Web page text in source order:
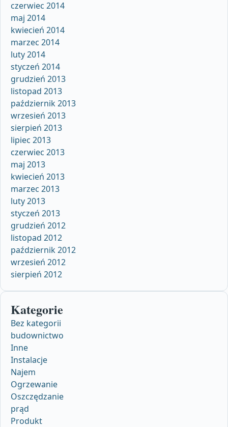
czerwiec 2014
maj 2014
kwiecień 2014
marzec 2014
luty 2014
styczeń 2014
grudzień 2013
listopad 2013
październik 2013
wrzesień 2013
sierpień 2013
lipiec 2013
czerwiec 2013
maj 2013
kwiecień 2013
marzec 2013
luty 2013
styczeń 2013
grudzień 2012
listopad 2012
październik 2012
wrzesień 2012
sierpień 2012
Kategorie
Bez kategorii
budownictwo
Inne
Instalacje
Najem
Ogrzewanie
Oszczędzanie
prąd
Produkt